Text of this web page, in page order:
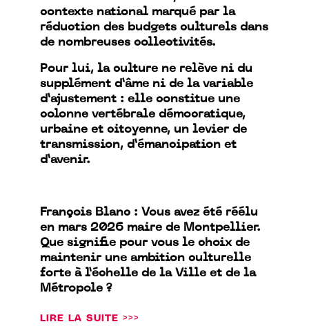
contexte national marqué par la
réduction des budgets culturels dans
de nombreuses collectivités.
Pour lui, la culture ne relève ni du
supplément d’âme ni de la variable
d’ajustement : elle constitue une
colonne vertébrale démocratique,
urbaine et citoyenne, un levier de
transmission, d’émancipation et
d’avenir.
François Blanc : Vous avez été réélu
en mars 2026 maire de Montpellier.
Que signifie pour vous le choix de
maintenir une ambition culturelle
forte à l’échelle de la Ville et de la
Métropole ?
LIRE LA SUITE >>>